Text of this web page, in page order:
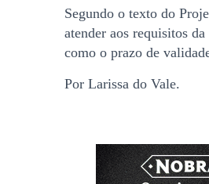
Segundo o texto do
atender aos requisitos
como o prazo de
Por Larissa do Vale.